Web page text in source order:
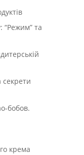
“Режим” та
бобов.
крема